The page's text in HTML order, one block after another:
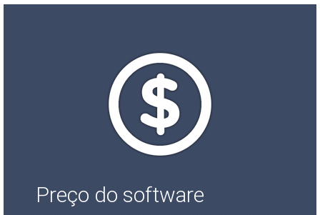
Preço do software